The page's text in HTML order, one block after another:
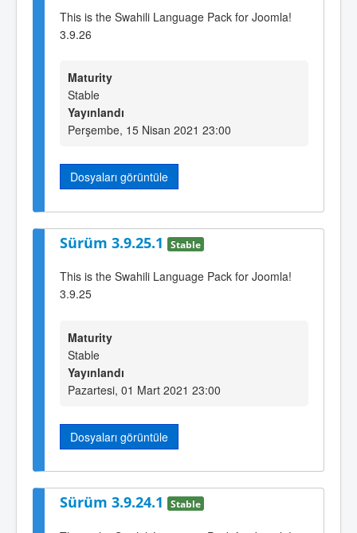
This is the Swahili Language Pack for Joomla!
3.9.26
Maturity
Stable
Yayınlandı
Perşembe, 15 Nisan 2021 23:00
Dosyaları görüntüle
Sürüm 3.9.25.1 Stable
This is the Swahili Language Pack for Joomla!
3.9.25
Maturity
Stable
Yayınlandı
Pazartesi, 01 Mart 2021 23:00
Dosyaları görüntüle
Sürüm 3.9.24.1 Stable